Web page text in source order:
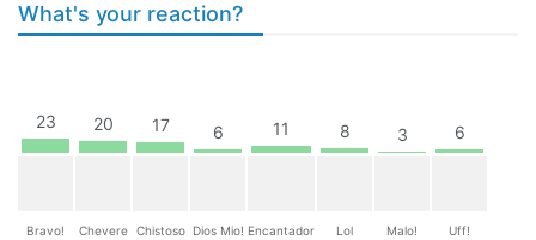
What's your reaction?
23
Bravo!
20
Chevere
17
Chistoso
6
Dios Mio!
11
Encantador
8
Lol
3
Malo!
6
Uff!